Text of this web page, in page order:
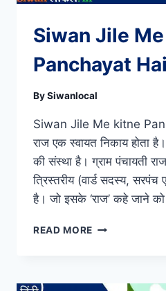
Siwan Jile
Panchayat
BySiwanlocal
Siwan Jile Me kitne
राज एक स्वायत निकाय होता
की संस्था है। ग्राम पंचायती
त्रिस्तरीय (वार्ड सदस्य, सरपंच
है। जो इसके ‘राज’ कहे जाने को
READ MORE SIWAN
PANCHAYAT